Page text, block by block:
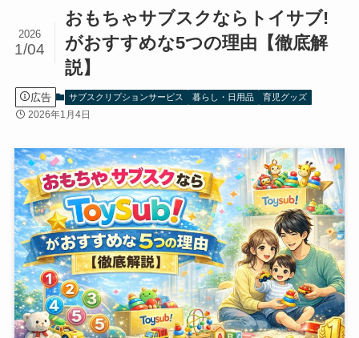
おもちゃサブスクならトイサブ!
がおすすめな5つの理由【徹底解
説】
2026
1/04
広告 サブスクリプションサービス 暮らし・日用品 育児グッズ
2026年1月4日